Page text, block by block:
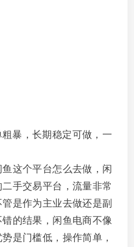
这个平台怎么去做，闲
手交易平台，流量非常
是作为主业去做还是副
的结果，闲鱼电商不像
是门槛低，操作简单，